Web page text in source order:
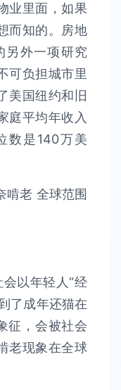
业里面，如果
而知的。房地
另外一项研究
可负担城市里
美国纽约和旧
庭平均年收入
数是140万美
以年轻人“经
了成年还猫在
征，会被社会
老现象在全球